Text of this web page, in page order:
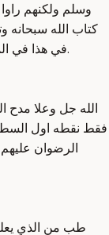
وسلم ولكنهم راوا
كتاب الله سبحانه
في هذا في المصطلحات الشرعيه هو كتاب الله سبحانه وتعالى.
الله جل وعلا مدح
فقط نقطه اول السطر
الرضوان عليهم
طب من الذي يعلم